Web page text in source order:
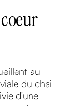
au
du chai
d'une